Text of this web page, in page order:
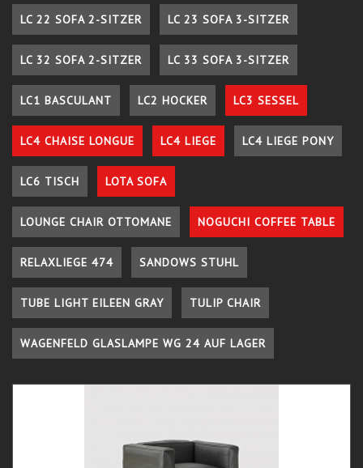
LC 22 SOFA 2-SITZER LC 23 SOFA 3-SITZER
LC 32 SOFA 2-SITZER LC 33 SOFA 3-SITZER
LC1 BASCULANT LC2 HOCKER LC3 SESSEL
LC4 CHAISE LONGUE LC4 LIEGE LC4 LIEGE PONY
LC6 TISCH LOTA SOFA
LOUNGE CHAIR OTTOMANE NOGUCHI COFFEE TABLE
RELAXLIEGE 474 SANDOWS STUHL
TUBE LIGHT EILEEN GRAY TULIP CHAIR
WAGENFELD GLASLAMPE WG 24 AUF LAGER